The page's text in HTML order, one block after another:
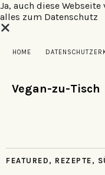
Ja, auch diese
alles zum Datenschutz
HOME
Vegan-zu-Tisch
FEATURED , REZEPTE ,